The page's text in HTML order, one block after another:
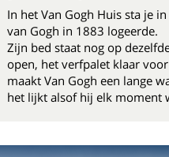
In het Van Gogh Huis sta je
van Gogh in 1883 logeerde.
Zijn bed staat nog op
open, het verfpalet klaar
maakt Van Gogh een lange
het lijkt alsof hij elk moment